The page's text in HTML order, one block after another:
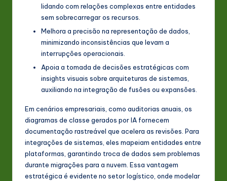
lidando com relações complexas entre entidades
sem sobrecarregar os recursos.
Melhora a precisão na representação de dados,
minimizando inconsistências que levam a
interrupções operacionais.
Apoia a tomada de decisões estratégicas com
insights visuais sobre arquiteturas de sistemas,
auxiliando na integração de fusões ou expansões.
Em cenários empresariais, como auditorias anuais, os
diagramas de classe gerados por IA fornecem
documentação rastreável que acelera as revisões. Para
integrações de sistemas, eles mapeiam entidades entre
plataformas, garantindo troca de dados sem problemas
durante migrações para a nuvem. Essa vantagem
estratégica é evidente no setor logístico, onde modelar